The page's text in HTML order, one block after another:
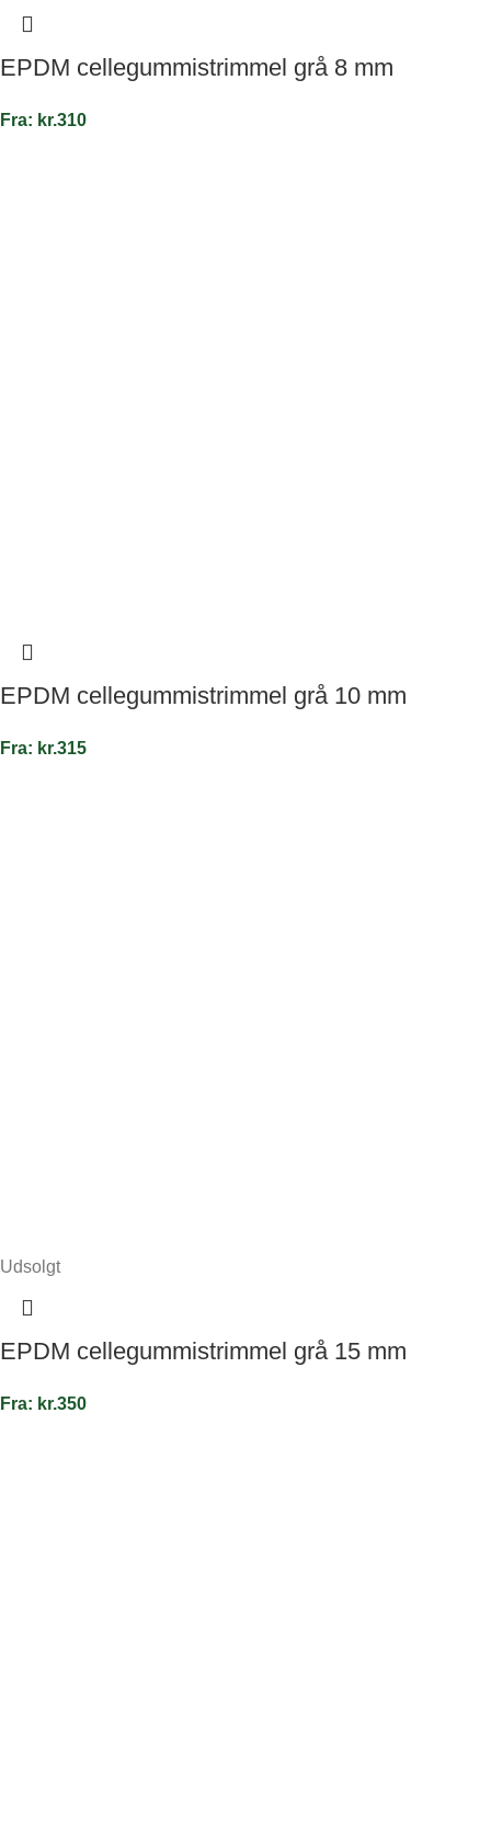
EPDM cellegummistrimmel grå 8 mm
Fra: kr.310
EPDM cellegummistrimmel grå 10 mm
Fra: kr.315
Udsolgt
EPDM cellegummistrimmel grå 15 mm
Fra: kr.350